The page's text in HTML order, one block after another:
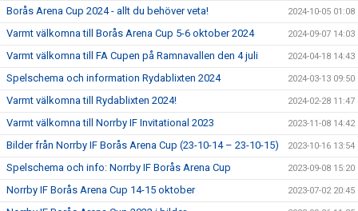
Borås Arena Cup 2024 - allt du behöver veta! 2024-10-05 01:08
Varmt välkomna till Borås Arena Cup 5-6 oktober 2024 2024-09-07 14:03
Varmt välkomna till FA Cupen på Ramnavallen den 4 juli 2024-04-18 14:43
Spelschema och information Rydablixten 2024 2024-03-13 09:50
Varmt välkomna till Rydablixten 2024! 2024-02-28 11:47
Varmt välkomna till Norrby IF Invitational 2023 2023-11-08 14:42
Bilder från Norrby IF Borås Arena Cup (23-10-14 – 23-10-15) 2023-10-16 13:54
Spelschema och info: Norrby IF Borås Arena Cup 2023-09-08 15:20
Norrby IF Borås Arena Cup 14-15 oktober 2023-07-02 20:45